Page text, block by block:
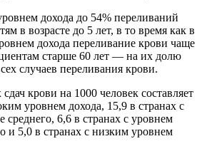
дохода до 54% переливаний
в возрасте до 5 лет, в то время как в
дохода переливание крови чаще
старше 60 лет — на их долю
случаев переливания крови.
крови на 1000 человек составляет
уровнем дохода, 15,9 в странах с
6,6 в странах с уровнем
и 5,0 в странах с низким уровнем